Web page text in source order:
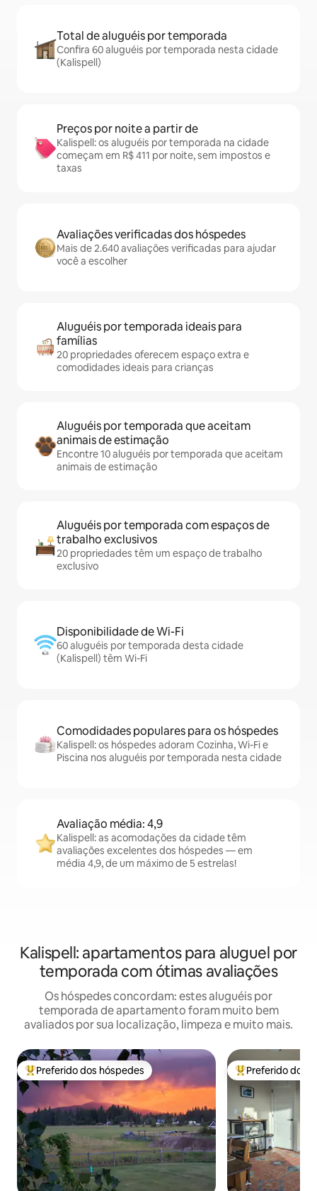
Total de aluguéis por temporada
Confira 60 aluguéis por temporada nesta cidade
(Kalispell)
Preços por noite a partir de
Kalispell: os aluguéis por temporada na cidade
começam em R$ 411 por noite, sem impostos e
taxas
Avaliações verificadas dos hóspedes
Mais de 2.640 avaliações verificadas para ajudar
você a escolher
Aluguéis por temporada ideais para
famílias
20 propriedades oferecem espaço extra e
comodidades ideais para crianças
Aluguéis por temporada que aceitam
animais de estimação
Encontre 10 aluguéis por temporada que aceitam
animais de estimação
Aluguéis por temporada com espaços de
trabalho exclusivos
20 propriedades têm um espaço de trabalho
exclusivo
Disponibilidade de Wi-Fi
60 aluguéis por temporada desta cidade
(Kalispell) têm Wi-Fi
Comodidades populares para os hóspedes
Kalispell: os hóspedes adoram Cozinha, Wi-Fi e
Piscina nos aluguéis por temporada nesta cidade
Avaliação média: 4,9
Kalispell: as acomodações da cidade têm
avaliações excelentes dos hóspedes — em
média 4,9, de um máximo de 5 estrelas!
Kalispell: apartamentos para aluguel por
temporada com ótimas avaliações
Os hóspedes concordam: estes aluguéis por
temporada de apartamento foram muito bem
avaliados por sua localização, limpeza e muito mais.
Entre os melhores preferidos dos hóspedes
Preferido dos hóspedes Entre os
Preferido dos